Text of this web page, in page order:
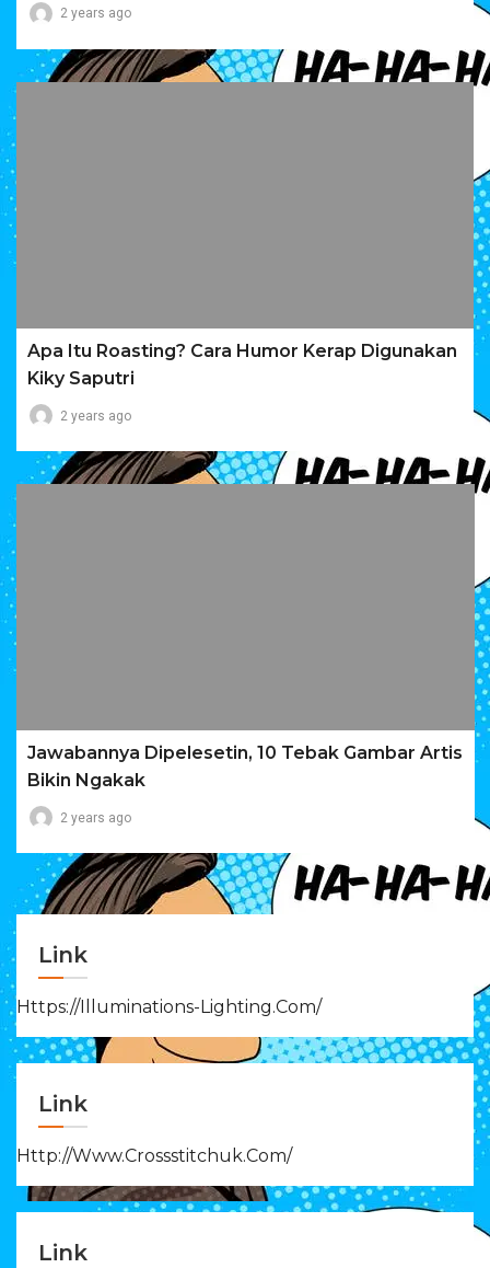
2 years ago
Apa Itu Roasting? Cara Humor Kerap Digunakan
Kiky Saputri
2 years ago
Jawabannya Dipelesetin, 10 Tebak Gambar Artis
Bikin Ngakak
2 years ago
Link
Https://illuminations-Lighting.com/
Link
Http://www.crossstitchuk.com/
Link